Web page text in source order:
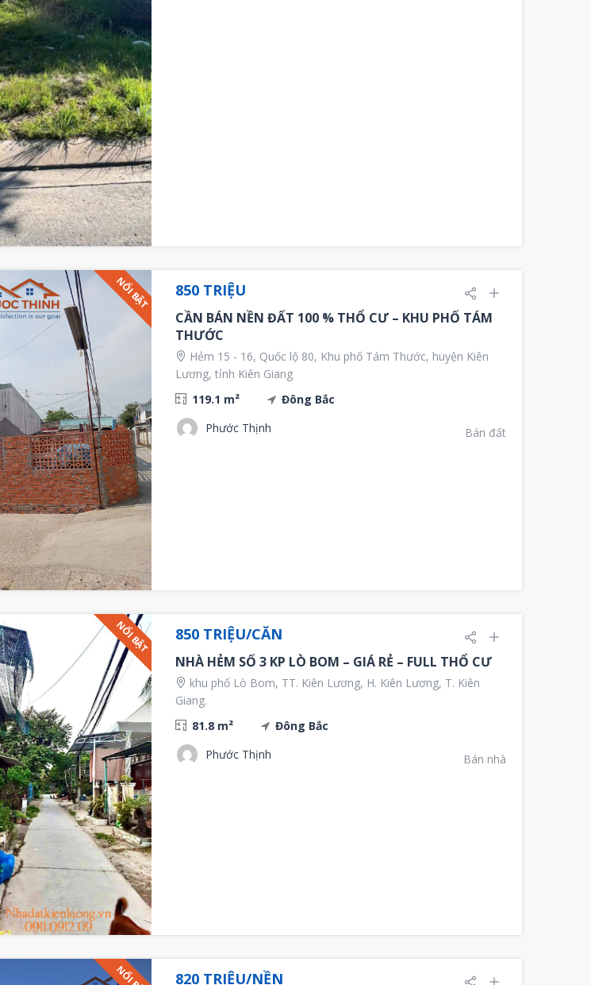
NỔI BẬT 850 TRIỆU
CẦN BÁN NỀN ĐẤT 100 % THỔ CƯ – KHU PHỐ TÁM
THƯỚC
Hẻm 15 - 16, Quốc lộ 80, Khu phố Tám Thước, huyện Kiên
Lương, tỉnh Kiên Giang
119.1 m²
Đông Bắc
Phước Thịnh
Bán đất
NỔI BẬT 850 TRIỆU/CĂN
NHÀ HẺM SỐ 3 KP LÒ BOM – GIÁ RẺ – FULL THỔ CƯ
khu phố Lò Bom, TT. Kiên Lương, H. Kiên Lương, T. Kiên
Giang.
81.8 m²
Đông Bắc
Phước Thịnh
Bán nhà
820 TRIỆU/NỀN